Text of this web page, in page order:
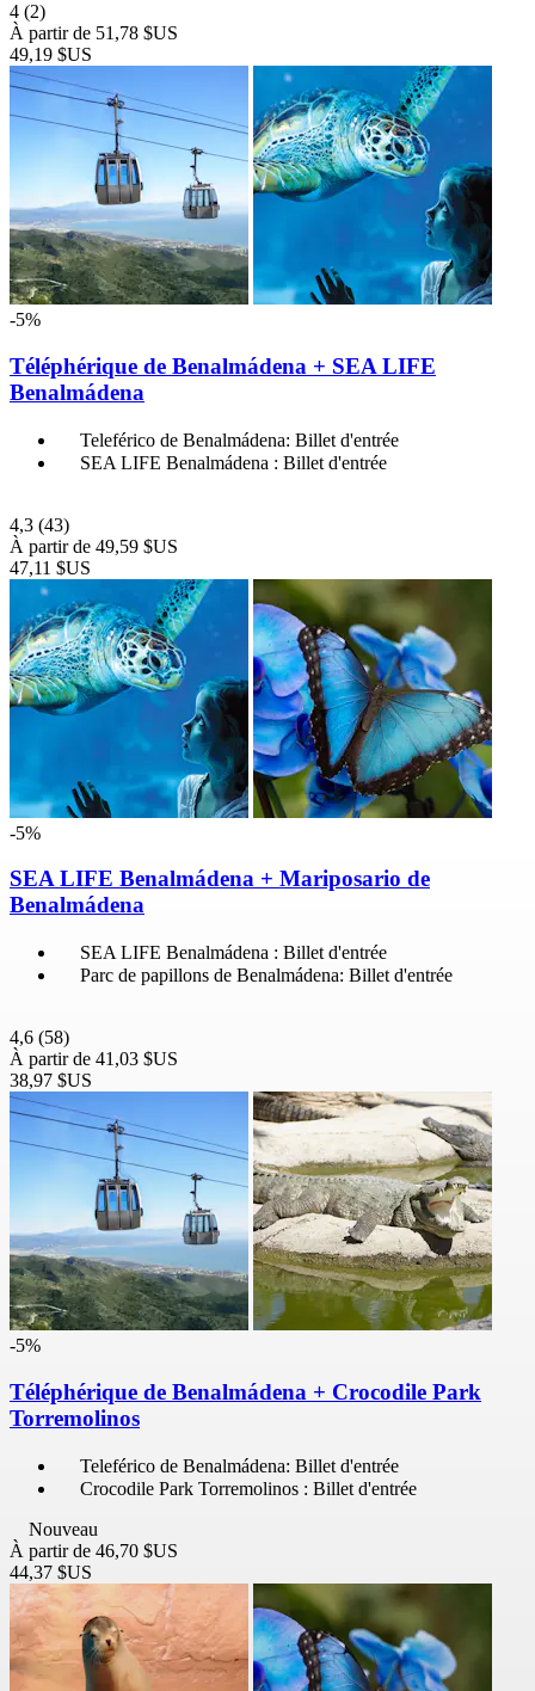
4 (2)
À partir de 51,78 $US
49,19 $US
-5%
Téléphérique de Benalmádena + SEA LIFE
Benalmádena
Teleférico de Benalmádena: Billet d'entrée
SEA LIFE Benalmádena : Billet d'entrée
4,3 (43)
À partir de 49,59 $US
47,11 $US
-5%
SEA LIFE Benalmádena + Mariposario de
Benalmádena
SEA LIFE Benalmádena : Billet d'entrée
Parc de papillons de Benalmádena: Billet d'entrée
4,6 (58)
À partir de 41,03 $US
38,97 $US
-5%
Téléphérique de Benalmádena + Crocodile Park
Torremolinos
Teleférico de Benalmádena: Billet d'entrée
Crocodile Park Torremolinos : Billet d'entrée
Nouveau
À partir de 46,70 $US
44,37 $US